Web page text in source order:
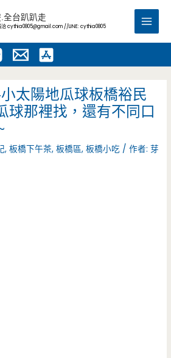
全台趴趴走
洽cythia0805@gmail.com //LINE: cythia0805
Main
太陽地瓜球板橋裕民
球那裡找，還有不同口
,板橋下午茶,板橋區,板橋小吃 / 作者:芽